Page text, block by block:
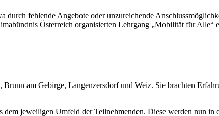
fehlende Angebote oder unzureichende
Österreich organisierten Lehrgang „Mobilität für Alle“
am Gebirge, Langenzersdorf und Weiz. Sie brachten
jeweiligen Umfeld der Teilnehmenden. Diese werden nun